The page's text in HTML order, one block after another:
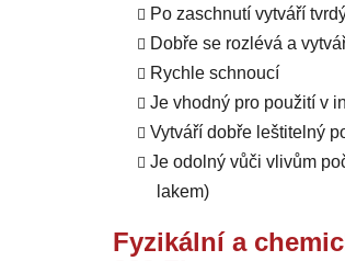
Po zaschnutí vytváří
Dobře se rozlévá a
Rychle schnoucí
Je vhodný pro použití v
Vytváří dobře leštitelný
Je odolný vůči vlivům
lakem)
Fyzikální a